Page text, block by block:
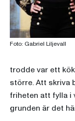
Foto: Gabriel Liljevall
trodde var ett
större. Att skriva
friheten att fylla i
grunden är det